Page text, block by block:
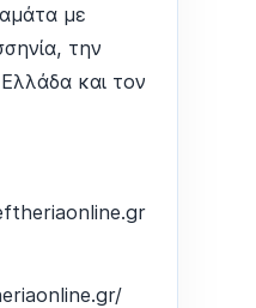
με
την
και τον